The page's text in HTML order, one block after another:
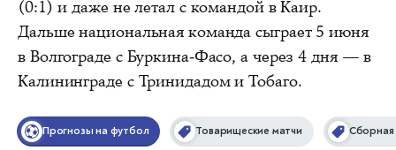
(0:1) и даже не летал с командой в Каир.
Дальше национальная команда сыграет 5 июня
в Волгограде с Буркина‑Фасо, а через 4 дня — в
Калининграде с Тринидадом и Тобаго.
Прогнозы на футбол Товарищеские матчи Сборная